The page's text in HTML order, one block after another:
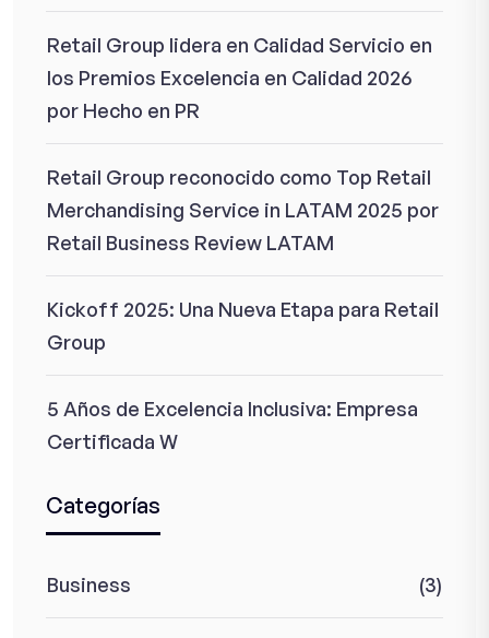
Retail Group lidera en Calidad Servicio en
los Premios Excelencia en Calidad 2026
por Hecho en PR
Retail Group reconocido como Top Retail
Merchandising Service in LATAM 2025 por
Retail Business Review LATAM
Kickoff 2025: Una Nueva Etapa para Retail
Group
5 Años de Excelencia Inclusiva: Empresa
Certificada W
Categorías
Business (3)